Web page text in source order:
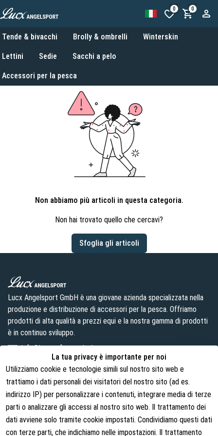
0 0
Tende & bivacchi Brolly & ombrelli Winterskin
Lettini Sedie Sacchi a pelo
Accessori per la pesca
Non abbiamo più articoli in questa categoria.
Non hai trovato quello che cercavi?
Sfoglia gli articoli
La tua privacy è importante per noi
Utilizziamo cookie e tecnologie simili sul nostro sito web e
trattiamo i dati personali dei visitatori del nostro sito (ad es.
indirizzo IP) per personalizzare i contenuti, integrare media di terze
parti o analizzare gli accessi al nostro sito web. Il trattamento dei
dati avviene solo tramite cookie impostati. Condividiamo questi dati
con terze parti, che indichiamo nelle impostazioni. Il trattamento
Lucx Angelsport GmbH è una giovane azienda specializzata nella
produzione e distribuzione di accessori per la pesca. Offriamo
prodotti di alta qualità a prezzi equi e la nostra gamma di prodotti
è in continuo sviluppo.
info@lust-aufs-angeln.de
Note legali
Termini e condizioni
Diritti di recesso
Chi siamo
Chi siamo
Contatti